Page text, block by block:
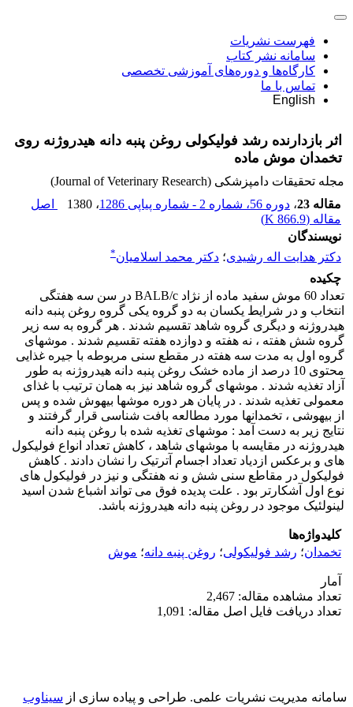
فهرست نشریات
سامانه نشر کتاب
کارگاه‌ها و دوره‌های آموزشی تخصصی
تماس با ما
English
اثر بازدارنده رشد فولیکولی روغن پنبه دانه هیدروژنه روی
تخمدان موش ماده
مجله تحقیقات دامپزشکی (Journal of Veterinary Research)
مقاله 23
، دوره 56، شماره 2 - شماره پیاپی 1286 ، 1380
اصل
مقاله (866.9 K
)
نویسندگان
دکتر هدایت اله رشیدی؛ دکتر محمد اسلامیان*
چکیده
تعداد 60 موش سفید ماده از نژاد BALB/c در سن سه هفتگی
انتخاب و در شرایط یکسان به دو گروه یکی گروه روغن پنبه دانه
هیدروژنه و دیگری گروه شاهد تقسیم شدند . هر گروه به سه زیر
گروه شش هفته ، نه هفته و دوازده هفته تقسیم شدند . موشهای
گروه اول به مدت سه هفته در مقطع سنی مربوطه با جیره غذایی
محتوی 10 درصد از ماده خشک روغن پنبه دانه هیدروژنه به طور
آزاد تغذیه شدند . موشهای گروه شاهد نیز به همان ترتیب با غذای
معمولی تغذیه شدند . در پایان هر دوره موشها بیهوش شده و پس
از بیهوشی ، تخمدانها مورد مطالعه بافت شناسی قرار گرفتند و
نتایج زیر به دست آمد : موشهای تغذیه شده با روغن پنبه دانه
هیدروژنه در مقایسه با موشهای شاهد ، کاهش تعداد انواع فولیکول
های و برعکس ازدیاد تعداد اجسام آترتیک را نشان دادند . کاهش
فولیکول در مقاطع سنی شش و نه هفتگی و نیز در فولیکول های
نوع اول آشکارتر بود . علت پدیده فوق می تواند اشباع شدن اسید
لینولئیک موجود در روغن پنبه دانه هیدروژنه باشد.
کلیدواژه‌ها
تخمدان؛ رشد فولیکولی؛ روغن پنبه دانه؛ موش
آمار
تعداد مشاهده مقاله: 2,467
تعداد دریافت فایل اصل مقاله: 1,091
سامانه مدیریت نشریات علمی. طراحی و پیاده سازی از سیناوب